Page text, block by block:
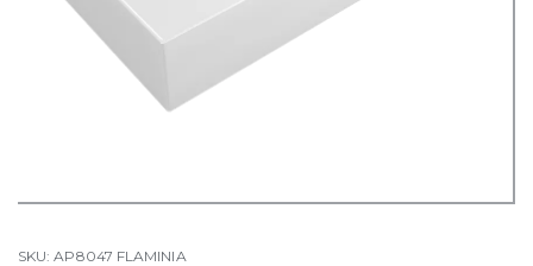
SKU:AP8047 FLAMINIA